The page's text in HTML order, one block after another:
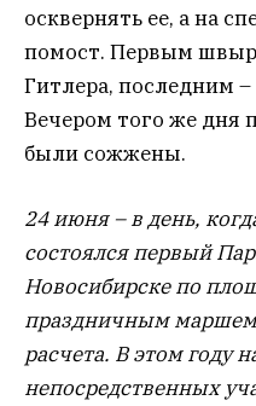
осквернять ее, а на
помост. Первым
Гитлера, последним
Вечером того же дня
были сожжены.
24 июня – в день,
состоялся первый
Новосибирске по
праздничным
расчета. В этом году
непосредственных